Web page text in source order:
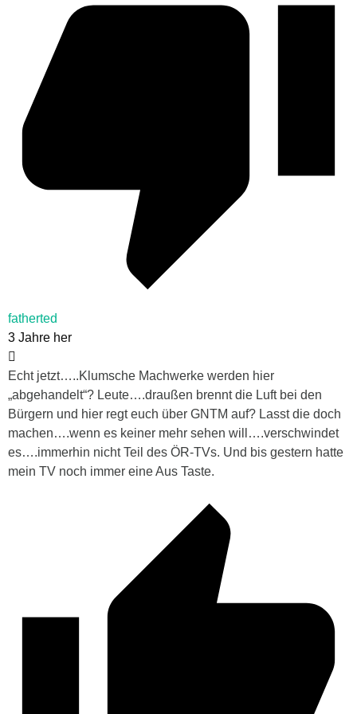
fatherted
3 Jahre her
Echt jetzt…..Klumsche Machwerke werden hier
„abgehandelt“? Leute….draußen brennt die Luft bei den
Bürgern und hier regt euch über GNTM auf? Lasst die doch
machen….wenn es keiner mehr sehen will….verschwindet
es….immerhin nicht Teil des ÖR-TVs. Und bis gestern hatte
mein TV noch immer eine Aus Taste.